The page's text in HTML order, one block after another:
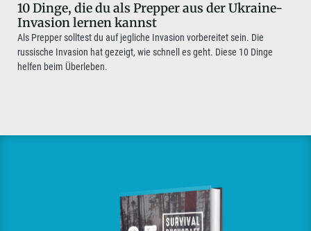
10 Dinge, die du als Prepper aus der Ukraine-
Invasion lernen kannst
Als Prepper solltest du auf jegliche Invasion vorbereitet sein. Die
russische Invasion hat gezeigt, wie schnell es geht. Diese 10 Dinge
helfen beim Überleben.